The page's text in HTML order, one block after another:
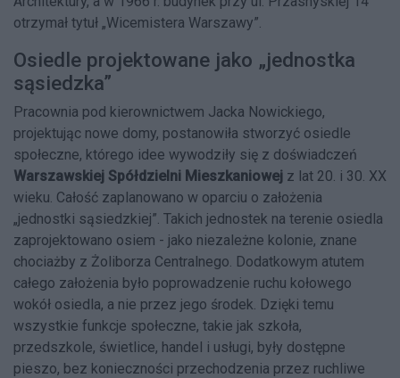
otrzymał tytuł „Wicemistera Warszawy”.
Osiedle projektowane jako „jednostka
sąsiedzka”
Pracownia pod kierownictwem Jacka Nowickiego,
projektując nowe domy, postanowiła stworzyć osiedle
społeczne, którego idee wywodziły się z doświadczeń
Warszawskiej Spółdzielni Mieszkaniowej z lat 20. i 30. XX
wieku. Całość zaplanowano w oparciu o założenia
„jednostki sąsiedzkiej”. Takich jednostek na terenie osiedla
zaprojektowano osiem - jako niezależne kolonie, znane
chociażby z Żoliborza Centralnego. Dodatkowym atutem
całego założenia było poprowadzenie ruchu kołowego
wokół osiedla, a nie przez jego środek. Dzięki temu
wszystkie funkcje społeczne, takie jak szkoła,
przedszkole, świetlice, handel i usługi, były dostępne
pieszo, bez konieczności przechodzenia przez ruchliwe